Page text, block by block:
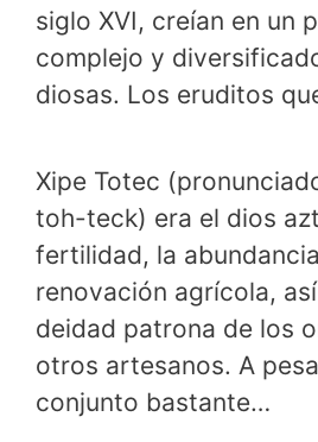
siglo XVI, creían en un
complejo y
diosas. Los eruditos
Xipe Totec
toh-teck) era el dios
fertilidad, la
renovación agrícola,
deidad patrona de los
otros artesanos. A
conjunto bastante…